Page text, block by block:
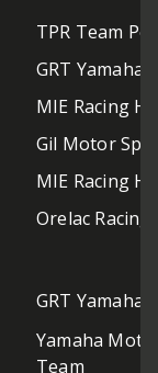
TPR Team
GRT Yamaha
MIE Racing
Gil Motor
MIE Racing
Orelac
GRT Yamaha
Yamaha
Team